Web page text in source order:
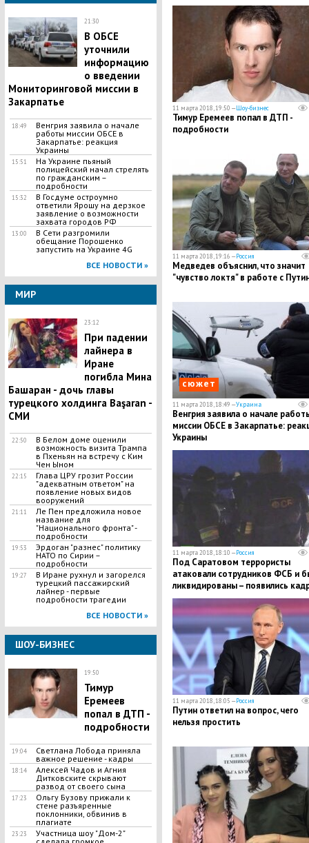
21:30
В ОБСЕ
уточнили
информацию
о введении
Мониторинговой миссии в
Закарпатье
18:49
Венгрия заявила о начале
работы миссии ОБСЕ в
Закарпатье: реакция
Украины
15:51
На Украине пьяный
полицейский начал стрелять
по гражданским –
подробности
15:32
В Госдуме остроумно
ответили Ярошу на дерзкое
заявление о возможности
захвата городов РФ
13:00
В Сети разгромили
обещание Порошенко
запустить на Украине 4G
ВСЕ НОВОСТИ »
МИР
23:12
​При падении
лайнера в
Иране
погибла Мина
Башаран - дочь главы
турецкого холдинга Başaran -
СМИ
22:50
В Белом доме оценили
возможность визита Трампа
в Пхеньян на встречу с Ким
Чен Ыном
22:15
​Глава ЦPУ грозит Poccии
"адекватным ответом" на
появление новых видов
вoopyжений
21:11
Ле Пен предложила новое
название для
"Национального фронта" -
подробности
19:53
Эрдоган "разнес" политику
НАТО по Сирии –
подробности
19:27
B Иране рухнул и загорелся
турецкий пассажирский
лайнер - первые
подробности трагедии
ВСЕ НОВОСТИ »
ШОУ-БИЗНЕС
19:50
​Тимур
Еремеев
попал в ДТП -
подробности
19:04
​Светлана Лобода приняла
важное решение - кадры
18:14
​Алексей Чадов и Агния
Дитковските скрывают
развод от своего сына
17:23
​Ольгу Бузову прижали к
стене разъяренные
поклонники, обвинив в
плагиате
23:23
​Участница шоу "Дом-2"
11 марта 2018, 19:50 —Шоу-бизнес
​Тимур Еремеев попал в ДТП -
подробности
11 марта 2018, 19:16 —Россия
Медведев объяснил, что значит
"чувство локтя" в работе с
сюжет
11 марта 2018, 18:49 —Украина
Венгрия заявила о начале
миссии ОБСЕ в Закарпатье:
Украины
11 марта 2018, 18:10 —Россия
​Под Capaтовом террористы
атаковали сотрудников ФСБ и
ликвидированы – появились
11 марта 2018, 18:05 —Россия
Путин ответил на вопрос, чего
нельзя простить